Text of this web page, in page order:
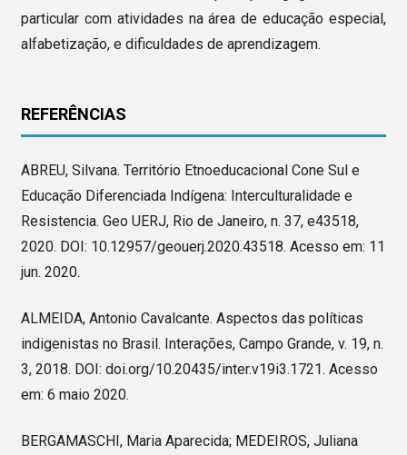
particular com atividades na área de educação especial,
alfabetização, e dificuldades de aprendizagem.
REFERÊNCIAS
ABREU, Silvana. Território Etnoeducacional Cone Sul e
Educação Diferenciada Indígena: Interculturalidade e
Resistencia. Geo UERJ, Rio de Janeiro, n. 37, e43518,
2020. DOI: 10.12957/geouerj.2020.43518. Acesso em: 11
jun. 2020.
ALMEIDA, Antonio Cavalcante. Aspectos das políticas
indigenistas no Brasil. Interações, Campo Grande, v. 19, n.
3, 2018. DOI: doi.org/10.20435/inter.v19i3.1721. Acesso
em: 6 maio 2020.
BERGAMASCHI, Maria Aparecida; MEDEIROS, Juliana